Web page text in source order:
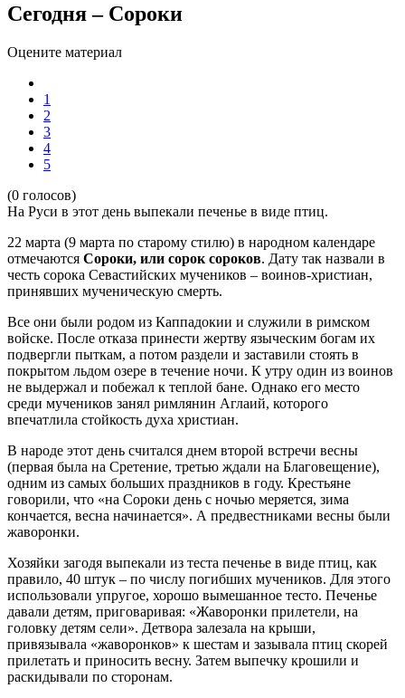
Сегодня – Сороки
Оцените материал
1
2
3
4
5
(0 голосов)
На Руси в этот день выпекали печенье в виде птиц.
22 марта (9 марта по старому стилю) в народном календаре
отмечаются Сороки, или сорок сороков. Дату так назвали в
честь сорока Севастийских мучеников – воинов-христиан,
принявших мученическую смерть.
Все они были родом из Каппадокии и служили в римском
войске. После отказа принести жертву языческим богам их
подвергли пыткам, а потом раздели и заставили стоять в
покрытом льдом озере в течение ночи. К утру один из воинов
не выдержал и побежал к теплой бане. Однако его место
среди мучеников занял римлянин Аглаий, которого
впечатлила стойкость духа христиан.
В народе этот день считался днем второй встречи весны
(первая была на Сретение, третью ждали на Благовещение),
одним из самых больших праздников в году. Крестьяне
говорили, что «на Сороки день с ночью меряется, зима
кончается, весна начинается». А предвестниками весны были
жаворонки.
Хозяйки загодя выпекали из теста печенье в виде птиц, как
правило, 40 штук – по числу погибших мучеников. Для этого
использовали упругое, хорошо вымешанное тесто. Печенье
давали детям, приговаривая: «Жаворонки прилетели, на
головку детям сели». Детвора залезала на крыши,
привязывала «жаворонков» к шестам и зазывала птиц скорей
прилетать и приносить весну. Затем выпечку крошили и
раскидывали по сторонам.